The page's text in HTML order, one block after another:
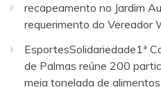
recapeamento no Jardim
requerimento do Vereador
EsportesSolidariedade1ª
de Palmas reúne 200
meia tonelada de alimentos